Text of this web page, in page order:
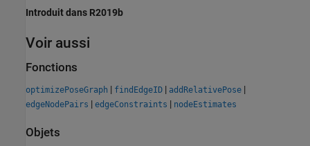
Introduit dans R2019b
Voir aussi
Fonctions
optimizePoseGraph | findEdgeID | addRelativePose |
edgeNodePairs | edgeConstraints | nodeEstimates
Objets